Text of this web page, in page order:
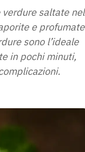
saltate nel
e profumate
sono l’ideale
in pochi minuti,